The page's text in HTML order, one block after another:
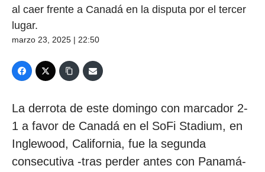
al caer frente a Canadá en la disputa por el tercer
lugar.
marzo 23, 2025 | 22:50
La derrota de este domingo con marcador 2-
1 a favor de Canadá en el SoFi Stadium, en
Inglewood, California, fue la segunda
consecutiva -tras perder antes con Panamá-